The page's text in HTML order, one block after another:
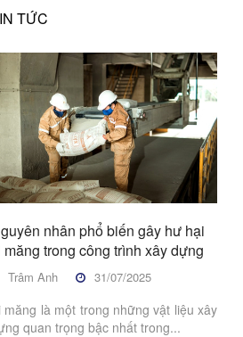
TỨC
nhân phổ biến gây hư hại
măng trong công trình xây dựng
Trâm Anh 31/07/2025
măng là một trong những vật liệu xây
quan trọng bậc nhất trong...